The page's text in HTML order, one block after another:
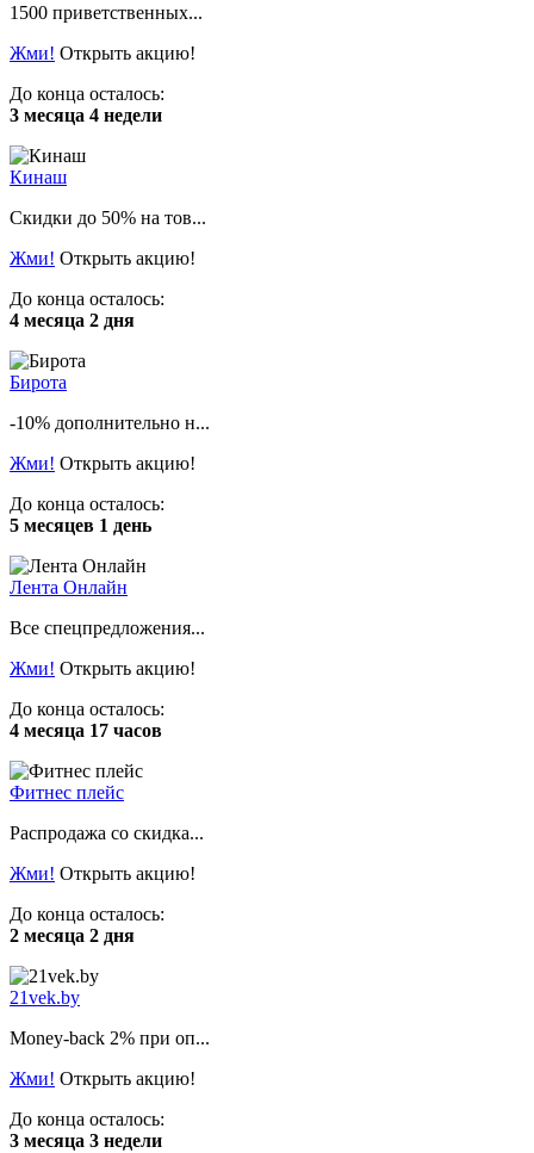
1500 приветственных...
Жми! Открыть акцию!
До конца осталось:
3 месяца 4 недели
Кинаш
Скидки до 50% на тов...
Жми! Открыть акцию!
До конца осталось:
4 месяца 2 дня
Бирота
-10% дополнительно н...
Жми! Открыть акцию!
До конца осталось:
5 месяцев 1 день
Лента Онлайн
Все спецпредложения...
Жми! Открыть акцию!
До конца осталось:
4 месяца 17 часов
Фитнес плейс
Распродажа со скидка...
Жми! Открыть акцию!
До конца осталось:
2 месяца 2 дня
21vek.by
Money-back 2% при оп...
Жми! Открыть акцию!
До конца осталось:
3 месяца 3 недели